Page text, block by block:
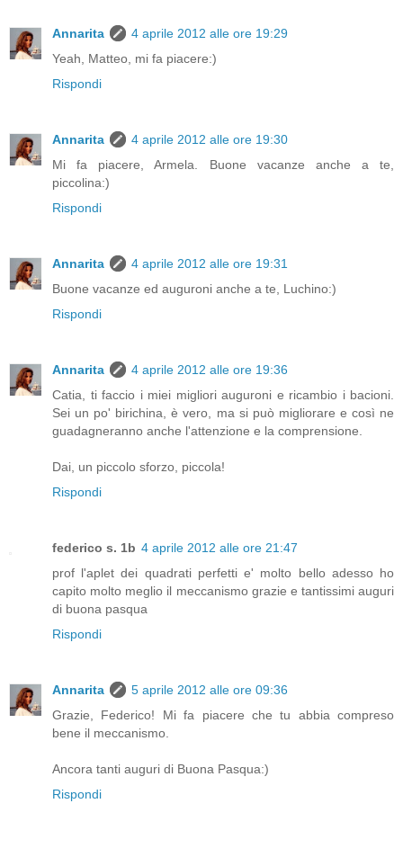
Annarita
4 aprile 2012 alle ore 19:29
Yeah, Matteo, mi fa piacere:)
Rispondi
Annarita
4 aprile 2012 alle ore 19:30
Mi fa piacere, Armela. Buone vacanze anche a te,
piccolina:)
Rispondi
Annarita
4 aprile 2012 alle ore 19:31
Buone vacanze ed auguroni anche a te, Luchino:)
Rispondi
Annarita
4 aprile 2012 alle ore 19:36
Catia, ti faccio i miei migliori auguroni e ricambio i bacioni.
Sei un po' birichina, è vero, ma si può migliorare e così ne
guadagneranno anche l'attenzione e la comprensione.
Dai, un piccolo sforzo, piccola!
Rispondi
federico s. 1b 4 aprile 2012 alle ore 21:47
prof l'aplet dei quadrati perfetti e' molto bello adesso ho
capito molto meglio il meccanismo grazie e tantissimi auguri
di buona pasqua
Rispondi
Annarita
5 aprile 2012 alle ore 09:36
Grazie, Federico! Mi fa piacere che tu abbia compreso
bene il meccanismo.
Ancora tanti auguri di Buona Pasqua:)
Rispondi